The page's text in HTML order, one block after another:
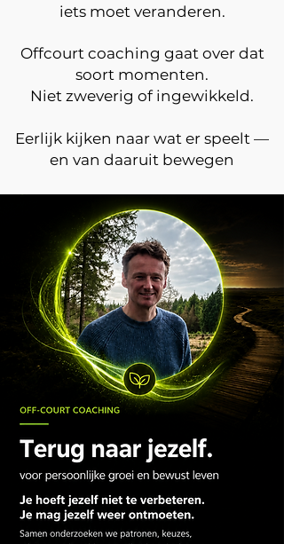
iets moet veranderen.
Offcourt coaching gaat over dat
soort momenten.
Niet zweverig of ingewikkeld.
Eerlijk kijken naar wat er speelt —
en van daaruit bewegen